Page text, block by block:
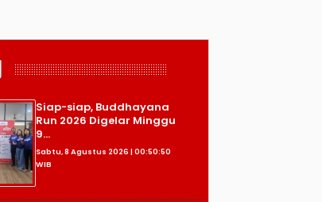
Siap-siap, Buddhayana
Run 2026 Digelar Minggu
9...
Sabtu, 8 Agustus 2026 | 00:50:50
WIB